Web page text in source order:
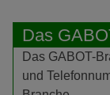
Das
Das GABOT-
und